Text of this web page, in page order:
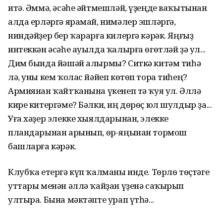
итә. Әммә, әсәһе әйтмешләй, үҙеңде ваҡытынан
алда ерләргә ярамай, нимәлер эшләргә,
ниндәйҙер бер ҡарарға килергә кәрәк. Яңғыҙ
интеккән әсәһе ауылда ҡалырға өгөтләй ҙә ул...
Дим бында йәшәй алырмы? Ситкә китәм тиһә
лә, уны кем ҡолас йәйеп көтөп тора тиһең?
Армиянан ҡайтҡанына үкенеп тә ҡуя ул. Әллә
кире китергәме? Бәлки, иң дөрөҫ юл шулдыр ҙа...
Уға хәҙер элекке хыялдарынан, элекке
пландарынан арынып, өр-яңынан тормош
башларға кәрәк.
Клубҡа етергә күп ҡалманы инде. Төрлө төҫтәге
уттары менән әллә ҡайҙан үҙенә саҡырып
ултыра. Бына мәктәпте урап үтһә...